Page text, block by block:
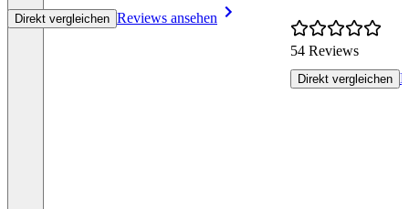
Direkt vergleichen Reviews ansehen
54 Reviews
Direkt vergleichen